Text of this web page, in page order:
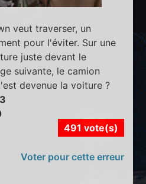
veut traverser, un
pour l'éviter. Sur une
juste devant le
suivante, le camion
devenue la voiture ?
491 vote(s)
Voter pour cette erreur